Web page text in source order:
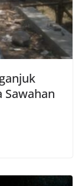
Sawahan